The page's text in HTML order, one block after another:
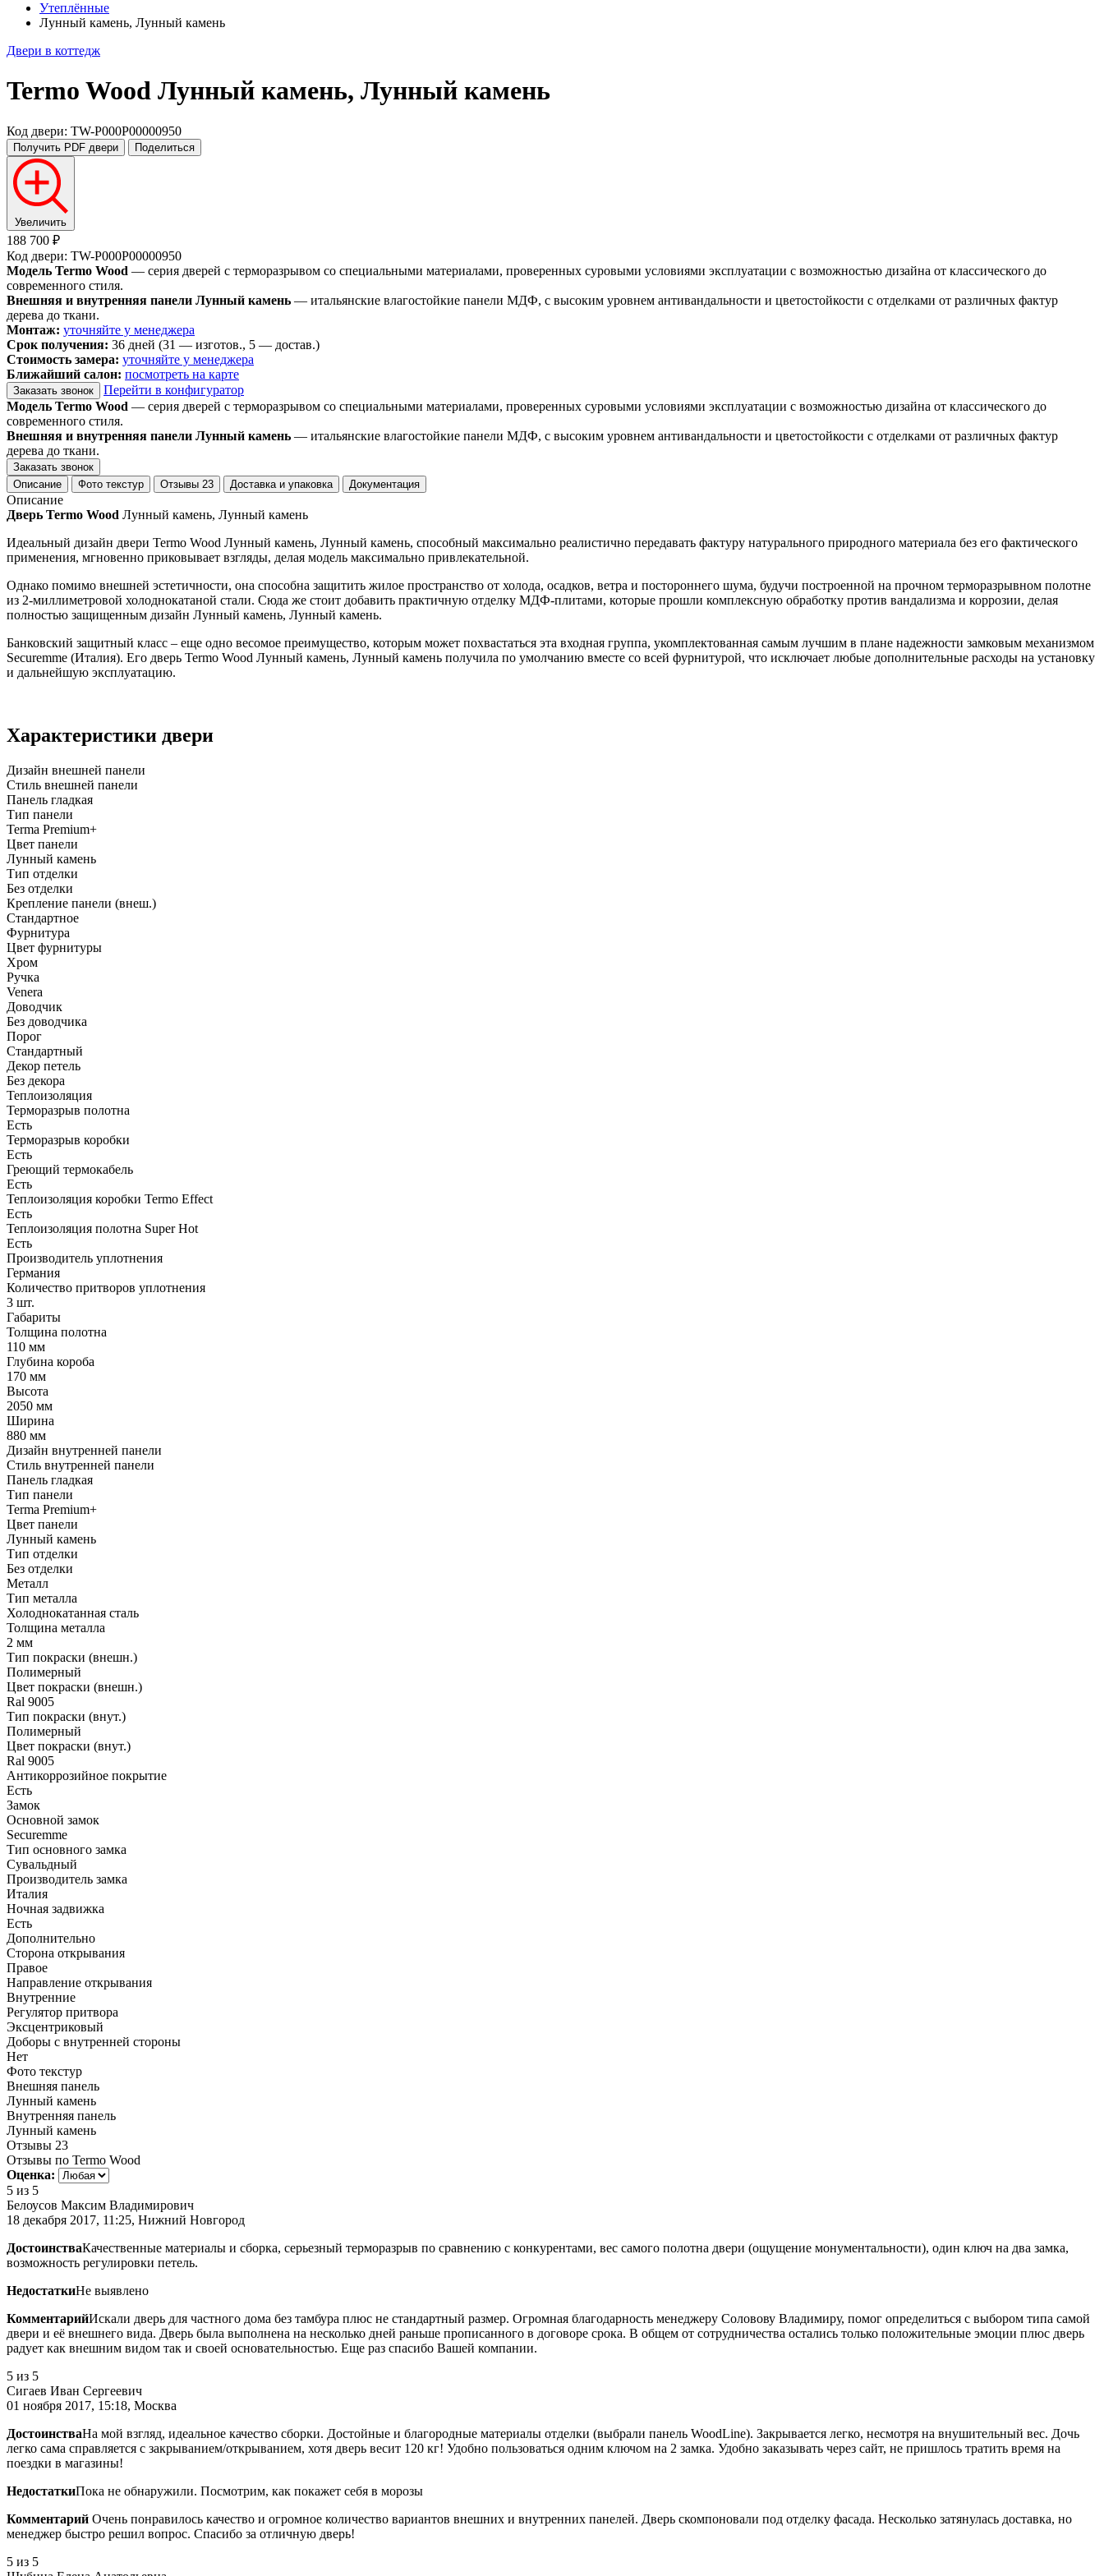
Утеплённые
Лунный камень, Лунный камень
Двери в коттедж
Termo Wood Лунный камень, Лунный камень
Код двери: TW-P000P00000950
Получить PDF двери Поделиться
Увеличить
188 700 ₽
Код двери: TW-P000P00000950
Модель Termo Wood — серия дверей с терморазрывом со специальными материалами, проверенных суровыми условиями эксплуатации с возможностью дизайна от классического до
современного стиля.
Внешняя и внутренняя панели Лунный камень — итальянские влагостойкие панели МДФ, с высоким уровнем антивандальности и цветостойкости с отделками от различных фактур
дерева до ткани.
Монтаж: уточняйте у менеджера
Срок получения: 36 дней (31 — изготов., 5 — достав.)
Стоимость замера: уточняйте у менеджера
Ближайший салон: посмотреть на карте
Заказать звонок
Перейти в конфигуратор
Модель Termo Wood — серия дверей с терморазрывом со специальными материалами, проверенных суровыми условиями эксплуатации с возможностью дизайна от классического до
современного стиля.
Внешняя и внутренняя панели Лунный камень — итальянские влагостойкие панели МДФ, с высоким уровнем антивандальности и цветостойкости с отделками от различных фактур
дерева до ткани.
Заказать звонок
Описание
Фото текстур Отзывы 23 Доставка и упаковка Документация
Описание
Дверь Termo Wood Лунный камень, Лунный камень
Идеальный дизайн двери Termo Wood Лунный камень, Лунный камень, способный максимально реалистично передавать фактуру натурального природного материала без его фактического
применения, мгновенно приковывает взгляды, делая модель максимально привлекательной.
Однако помимо внешней эстетичности, она способна защитить жилое пространство от холода, осадков, ветра и постороннего шума, будучи построенной на прочном терморазрывном полотне
из 2-миллиметровой холоднокатаной стали. Сюда же стоит добавить практичную отделку МДФ-плитами, которые прошли комплексную обработку против вандализма и коррозии, делая
полностью защищенным дизайн Лунный камень, Лунный камень.
Банковский защитный класс – еще одно весомое преимущество, которым может похвастаться эта входная группа, укомплектованная самым лучшим в плане надежности замковым механизмом
Securemme (Италия). Его дверь Termo Wood Лунный камень, Лунный камень получила по умолчанию вместе со всей фурнитурой, что исключает любые дополнительные расходы на установку
и дальнейшую эксплуатацию.
Характеристики двери
Дизайн внешней панели
Стиль внешней панели
Панель гладкая
Тип панели
Terma Premium+
Цвет панели
Лунный камень
Тип отделки
Без отделки
Крепление панели (внеш.)
Стандартное
Фурнитура
Цвет фурнитуры
Хром
Ручка
Venera
Доводчик
Без доводчика
Порог
Стандартный
Декор петель
Без декора
Теплоизоляция
Терморазрыв полотна
Есть
Терморазрыв коробки
Есть
Греющий термокабель
Есть
Теплоизоляция коробки Termo Effect
Есть
Теплоизоляция полотна Super Нot
Есть
Производитель уплотнения
Германия
Количество притворов уплотнения
3 шт.
Габариты
Толщина полотна
110 мм
Глубина короба
170 мм
Высота
2050 мм
Ширина
880 мм
Дизайн внутренней панели
Стиль внутренней панели
Панель гладкая
Тип панели
Terma Premium+
Цвет панели
Лунный камень
Тип отделки
Без отделки
Металл
Тип металла
Холоднокатанная сталь
Толщина металла
2 мм
Тип покраски (внешн.)
Полимерный
Цвет покраски (внешн.)
Ral 9005
Тип покраски (внут.)
Полимерный
Цвет покраски (внут.)
Ral 9005
Антикоррозийное покрытие
Есть
Замок
Основной замок
Securemme
Тип основного замка
Сувальдный
Производитель замка
Италия
Ночная задвижка
Есть
Дополнительно
Сторона открывания
Правое
Направление открывания
Внутренние
Регулятор притвора
Эксцентриковый
Доборы с внутренней стороны
Нет
Фото текстур
Внешняя панель
Лунный камень
Внутренняя панель
Лунный камень
Отзывы 23
Отзывы по Termo Wood
Оценка:
5 из 5
Белоусов Максим Владимирович
18 декабря 2017, 11:25, Нижний Новгород
ДостоинстваКачественные материалы и сборка, серьезный терморазрыв по сравнению с конкурентами, вес самого полотна двери (ощущение монументальности), один ключ на два замка,
возможность регулировки петель.
НедостаткиНе выявлено
КомментарийИскали дверь для частного дома без тамбура плюс не стандартный размер. Огромная благодарность менеджеру Соловову Владимиру, помог определиться с выбором типа самой
двери и её внешнего вида. Дверь была выполнена на несколько дней раньше прописанного в договоре срока. В общем от сотрудничества остались только положительные эмоции плюс дверь
радует как внешним видом так и своей основательностью. Еще раз спасибо Вашей компании.
5 из 5
Сигаев Иван Сергеевич
01 ноября 2017, 15:18, Москва
ДостоинстваНа мой взгляд, идеальное качество сборки. Достойные и благородные материалы отделки (выбрали панель WoodLine). Закрывается легко, несмотря на внушительный вес. Дочь
легко сама справляется с закрыванием/открыванием, хотя дверь весит 120 кг! Удобно пользоваться одним ключом на 2 замка. Удобно заказывать через сайт, не пришлось тратить время на
поездки в магазины!
НедостаткиПока не обнаружили. Посмотрим, как покажет себя в морозы
Комментарий Очень понравилось качество и огромное количество вариантов внешних и внутренних панелей. Дверь скомпоновали под отделку фасада. Несколько затянулась доставка, но
менеджер быстро решил вопрос. Спасибо за отличную дверь!
5 из 5